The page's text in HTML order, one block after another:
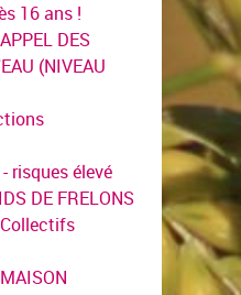
16 ans !
DES
(NIVEAU
risques élevé
DE FRELONS